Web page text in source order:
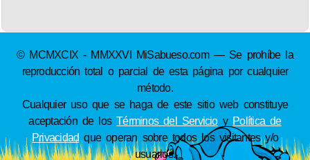
© MCMXCIX - MMXXVI MiSabueso.com — Se prohíbe la
reproducción total o parcial de esta página por cualquier
método.
Cualquier uso que se haga de este sitio web constituye
aceptación de losTérminos del Servicioy Política de
Privacidad que operan sobre todos los visitantes y/o
usuarios.